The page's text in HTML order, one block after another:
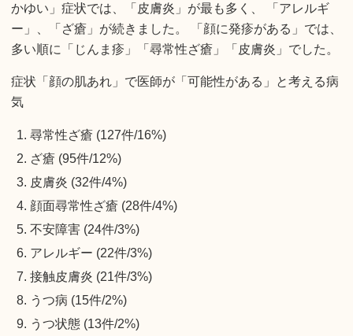
かゆい」症状では、「皮膚炎」が最も多く、 「アレルギ
ー」、「ざ瘡」が続きました。 「顔に発疹がある」では、
多い順に「じんま疹」「尋常性ざ瘡」「皮膚炎」でした。
症状「顔の肌あれ」で医師が「可能性がある」と考える病
気
尋常性ざ瘡 (127件/16%)
ざ瘡 (95件/12%)
皮膚炎 (32件/4%)
顔面尋常性ざ瘡 (28件/4%)
不安障害 (24件/3%)
アレルギー (22件/3%)
接触皮膚炎 (21件/3%)
うつ病 (15件/2%)
うつ状態 (13件/2%)